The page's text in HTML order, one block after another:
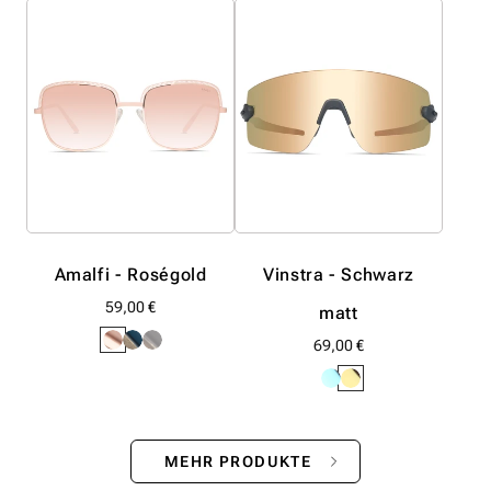
Amalfi - Roségold
Normaler
Preis
59,00 €
Vinstra - Schwarz
matt
Normaler
Preis
69,00 €
MEHR PRODUKTE